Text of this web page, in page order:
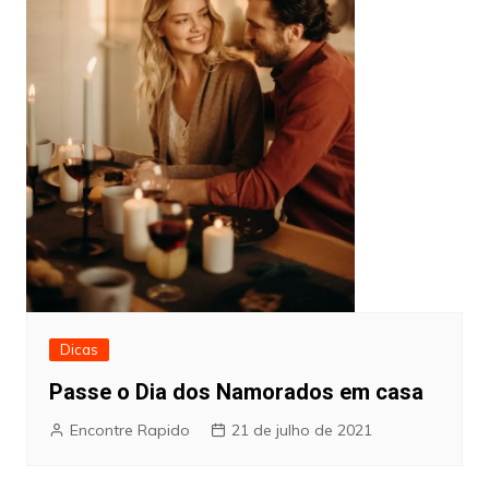
Dicas
Passe o Dia dos Namorados em casa
Encontre Rapido 21 de julho de 2021